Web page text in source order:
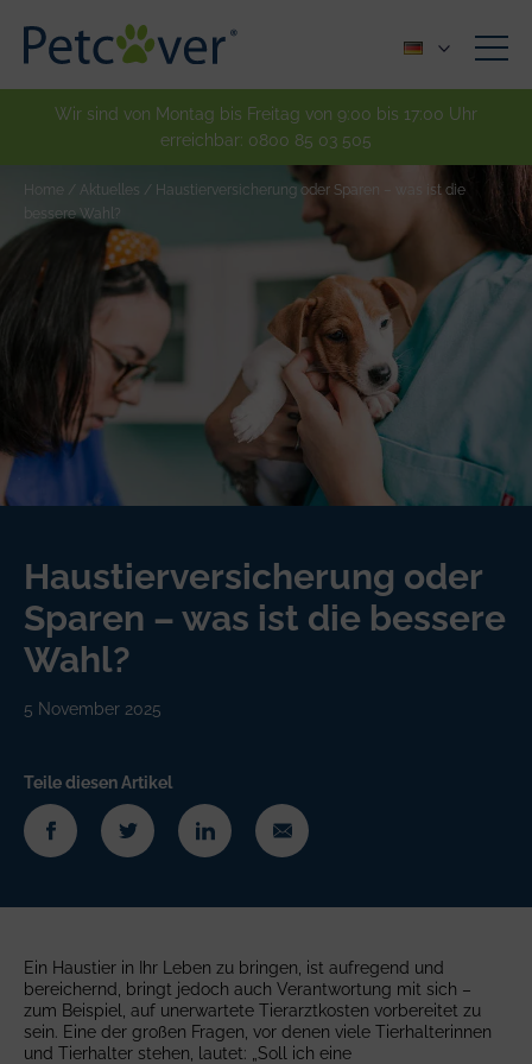
Wir sind von Montag bis Freitag von 9:00 bis 17:00 Uhr
erreichbar: 0800 85 03 505
Home / Aktuelles / Haustierversicherung oder Sparen – was ist die
bessere Wahl?
Haustierversicherung oder
Sparen – was ist die bessere
Wahl?
5 November 2025
Teile diesen Artikel
Ein Haustier in Ihr Leben zu bringen, ist aufregend und
bereichernd, bringt jedoch auch Verantwortung mit sich –
zum Beispiel, auf unerwartete Tierarztkosten vorbereitet zu
sein. Eine der großen Fragen, vor denen viele Tierhalterinnen
und Tierhalter stehen, lautet: „Soll ich eine